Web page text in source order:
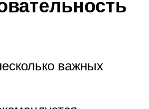
важных